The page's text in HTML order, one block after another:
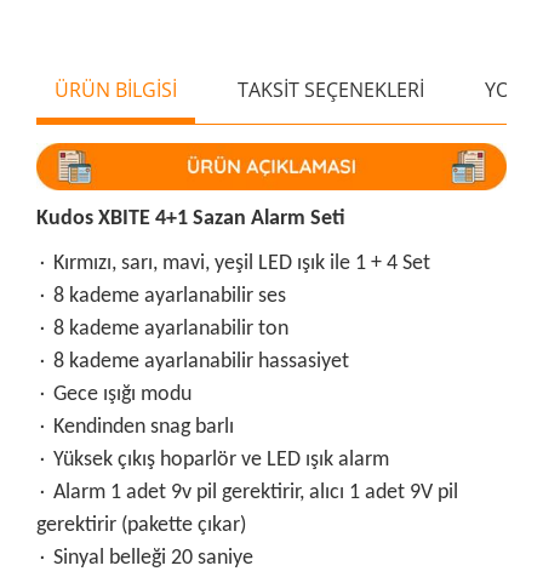
ÜRÜN BİLGİSİ TAKSİT SEÇENEKLERİ
Kudos XBITE 4+1 Sazan Alarm Seti
۰ Kırmızı, sarı, mavi, yeşil LED ışık ile 1 + 4 Set
۰ 8 kademe ayarlanabilir ses
۰ 8 kademe ayarlanabilir ton
۰ 8 kademe ayarlanabilir hassasiyet
۰ Gece ışığı modu
۰ Kendinden snag barlı
۰ Yüksek çıkış hoparlör ve LED ışık alarm
۰ Alarm 1 adet 9v pil gerektirir, alıcı 1 adet 9V pil
gerektirir (pakette çıkar)
۰ Sinyal belleği 20 saniye